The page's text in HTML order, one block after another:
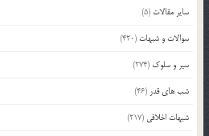
سایر مقالات (5)
سوالات و شبهات (420)
سیر و سلوک (274)
شب های قدر (46)
شبهات اخلاقی (217)